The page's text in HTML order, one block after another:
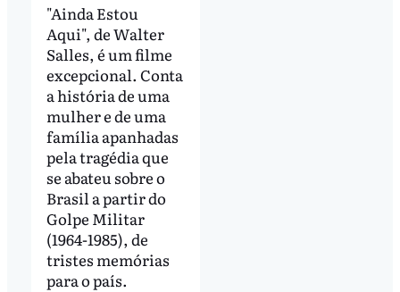
"Ainda Estou
Aqui", de Walter
Salles, é um filme
excepcional. Conta
a história de uma
mulher e de uma
família apanhadas
pela tragédia que
se abateu sobre o
Brasil a partir do
Golpe Militar
(1964-1985), de
tristes memórias
para o país.